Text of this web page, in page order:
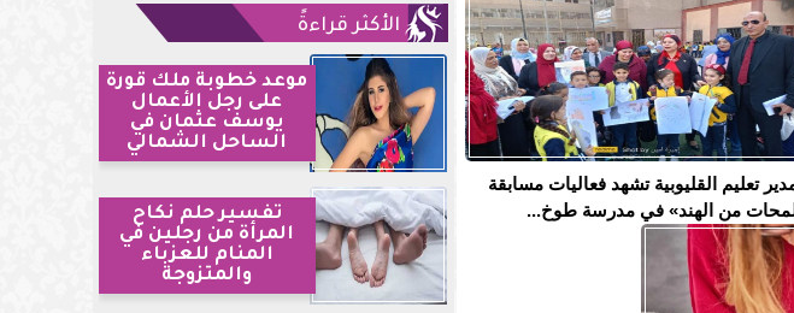
تعليم القليوبية تشهد فعاليات مسابقة
من الهند» في مدرسة طوخ...
الأكثر قراءةً
موعد خطوبة ملك قورة
على رجل الأعمال
يوسف عثمان في
الساحل الشمالي
تفسير حلم نكاح
المرأة من رجلين في
المنام للعزباء
والمتزوجة